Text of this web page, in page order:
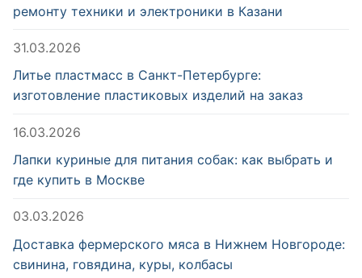
ремонту техники и электроники в Казани
31.03.2026
Литье пластмасс в Санкт-Петербурге:
изготовление пластиковых изделий на заказ
16.03.2026
Лапки куриные для питания собак: как выбрать и
где купить в Москве
03.03.2026
Доставка фермерского мяса в Нижнем Новгороде:
свинина, говядина, куры, колбасы